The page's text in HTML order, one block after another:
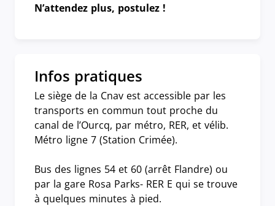
N’attendez plus, postulez !
Infos pratiques
Le siège de la Cnav est accessible par les
transports en commun tout proche du
canal de l’Ourcq, par métro, RER, et vélib.
Métro ligne 7 (Station Crimée).
Bus des lignes 54 et 60 (arrêt Flandre) ou
par la gare Rosa Parks- RER E qui se trouve
à quelques minutes à pied.